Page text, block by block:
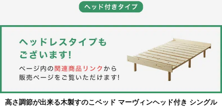
高さ調節が出来る木製すのこベッド マーヴィンヘッド付き シングル